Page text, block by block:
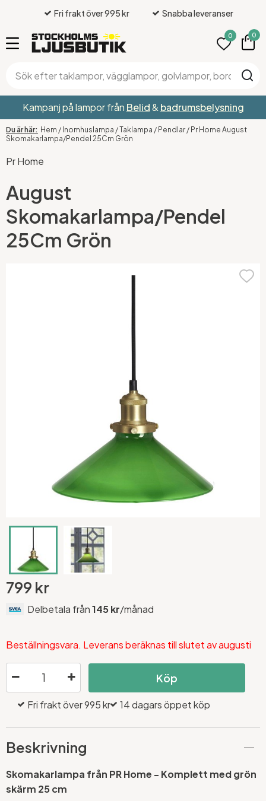
Fri frakt över 995 kr Snabba leveranser
0 0
Kampanj på lampor från Belid& badrumsbelysning
Hem / Inomhuslampa /Taklampa / Pendlar / Pr Home August
Skomakarlampa/Pendel 25Cm Grön
Pr Home
August
Skomakarlampa/Pendel
25Cm Grön
799 kr
Delbetala från145 kr/månad
Beställningsvara. Leverans beräknas till slutet av augusti
Köp
Fri frakt över 995 kr 14 dagars öppet köp
Beskrivning
Skomakarlampa från PR Home - Komplett med grön
skärm 25 cm